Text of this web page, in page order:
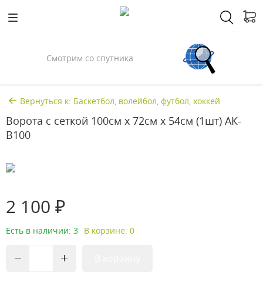
Смотрим со спутника
Вернуться к: Баскетбол, волейбол, футбол, хоккей
Ворота с сеткой 100см х 72см х 54см (1шт) АК-
В100
2 100 ₽
Есть в наличии: 3 В корзине: 0